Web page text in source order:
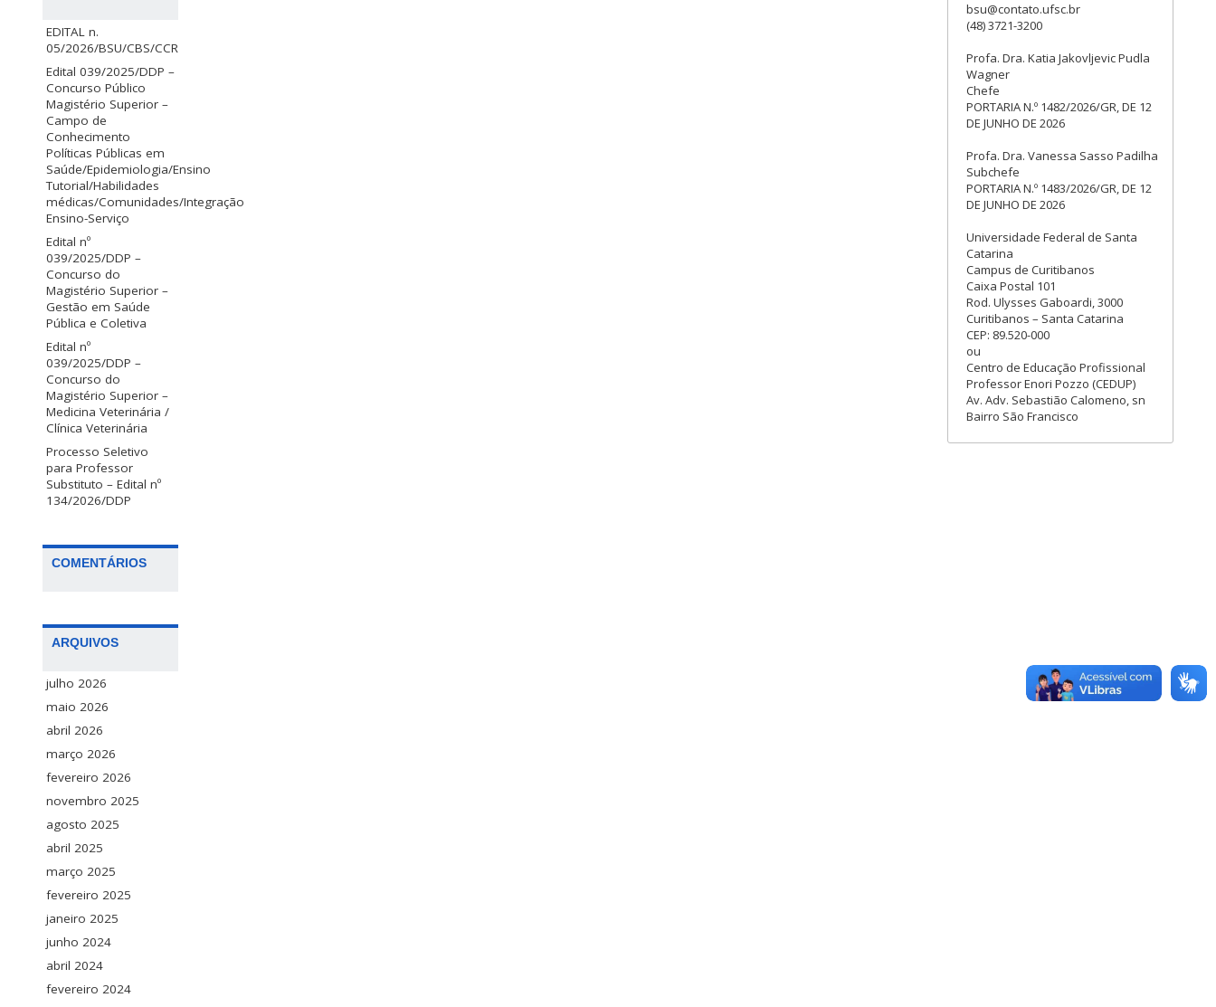
EDITAL n.
05/2026/BSU/CBS/CCR
Edital 039/2025/DDP –
Concurso Público
Magistério Superior –
Campo de
Conhecimento
Políticas Públicas em
Saúde/Epidemiologia/Ensino
Tutorial/Habilidades
médicas/Comunidades/Integração
Ensino-Serviço
Edital nº
039/2025/DDP –
Concurso do
Magistério Superior –
Gestão em Saúde
Pública e Coletiva
Edital nº
039/2025/DDP –
Concurso do
Magistério Superior –
Medicina Veterinária /
Clínica Veterinária
Processo Seletivo
para Professor
Substituto – Edital nº
134/2026/DDP
COMENTÁRIOS
ARQUIVOS
julho 2026
maio 2026
abril 2026
março 2026
fevereiro 2026
novembro 2025
agosto 2025
abril 2025
março 2025
fevereiro 2025
janeiro 2025
junho 2024
abril 2024
fevereiro 2024
bsu@contato.ufsc.br
(48) 3721-3200
Profa. Dra. Katia Jakovljevic Pudla
Wagner
Chefe
PORTARIA N.º 1482/2026/GR, DE 12
DE JUNHO DE 2026
Profa. Dra. Vanessa Sasso Padilha
Subchefe
PORTARIA N.º 1483/2026/GR, DE 12
DE JUNHO DE 2026
Universidade Federal de Santa
Catarina
Campus de Curitibanos
Caixa Postal 101
Rod. Ulysses Gaboardi, 3000
Curitibanos – Santa Catarina
CEP: 89.520-000
ou
Centro de Educação Profissional
Professor Enori Pozzo (CEDUP)
Av. Adv. Sebastião Calomeno, sn
Bairro São Francisco